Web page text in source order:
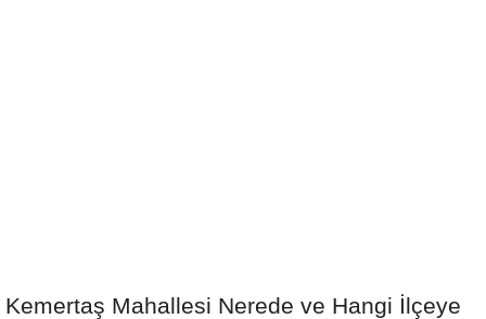
Kemertaş Mahallesi Nerede ve Hangi İlçeye